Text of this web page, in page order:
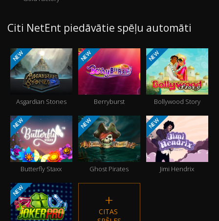
Citi NetEnt piedāvātie spēļu automāti
NEW
Asgardian Stones
NEW
Berryburst
NEW
Bollywood Story
NEW
Butterfly Staxx
NEW
Ghost Pirates
NEW
Jimi Hendrix
NEW
CITAS